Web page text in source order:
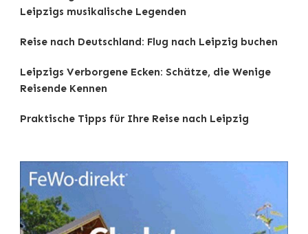
Leipzigs musikalische Legenden
Reise nach Deutschland: Flug nach Leipzig buchen
Leipzigs Verborgene Ecken: Schätze, die Wenige
Reisende Kennen
Praktische Tipps für Ihre Reise nach Leipzig